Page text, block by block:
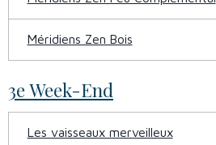
Méridiens Zen Bois
3e Week-End
Les vaisseaux merveilleux